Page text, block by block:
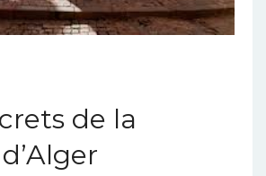
de la